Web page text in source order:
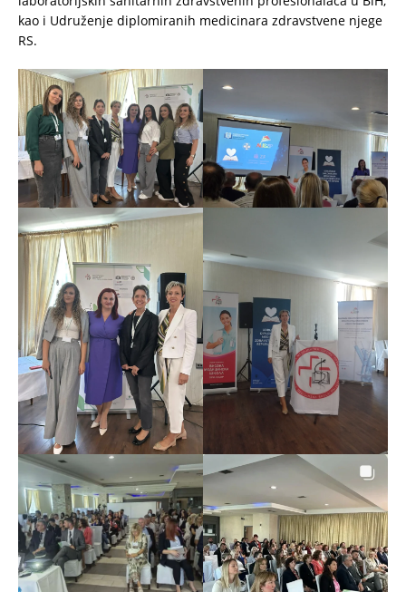
kao i Udruženje diplomiranih medicinara zdravstvene njege
RS.